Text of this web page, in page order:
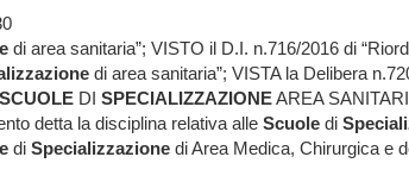
di area sanitaria”; VISTO il D.I. n.716/2016 di
di area sanitaria”; VISTA la Delibera
SCUOLE DI SPECIALIZZAZIONEAREA
detta la disciplina relativa alle Scuole di
di Specializzazione di Area Medica, Chirurgica e